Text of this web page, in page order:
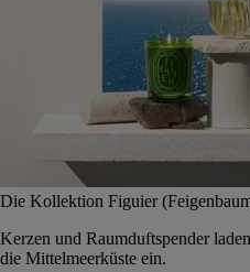
Die Kollektion Figuier
Kerzen und Raumduftspender
die Mittelmeerküste ein.